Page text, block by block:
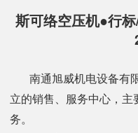
斯可络空压机●行
南通旭威机电设备有限
立的销售、服务中心，主
务。